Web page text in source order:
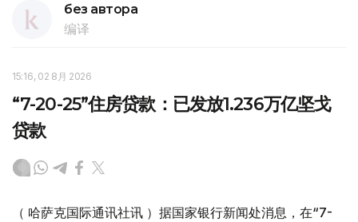
без автора
编译
15:16, 02 8月 2026
“7-20-25”住房贷款：已发放1.236万亿坚戈
贷款
（ 哈萨克国际通讯社讯 ）据国家银行新闻处消息，在“7-